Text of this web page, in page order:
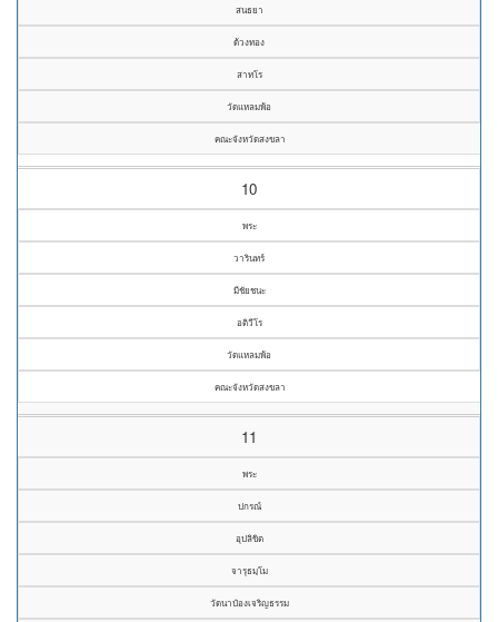
สนธยา
ด้วงทอง
สาทโร
วัดแหลมพ้อ
คณะจังหวัดสงขลา
10
พระ
วารินทร์
มีชัยชนะ
อติวีโร
วัดแหลมพ้อ
คณะจังหวัดสงขลา
11
พระ
ปกรณ์
อุปลิขิต
จารุธมฺโม
วัดนาป๋องเจริญธรรม